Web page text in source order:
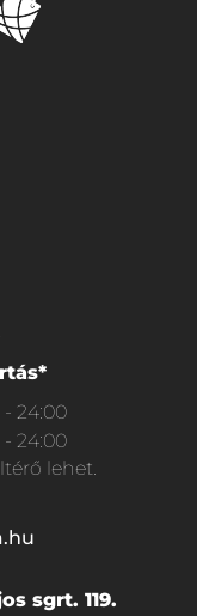
- 24:00
- 24:00
lehet.
sgrt. 119.